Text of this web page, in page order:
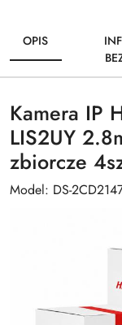
OPIS
Kamera IP
LIS2UY
zbiorcze
Model: DS-